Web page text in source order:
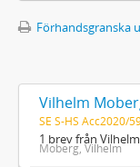
Förhandsgranska
Vilhelm
SE S-HS Acc2020/
1 brev från
Moberg, Vilhelm